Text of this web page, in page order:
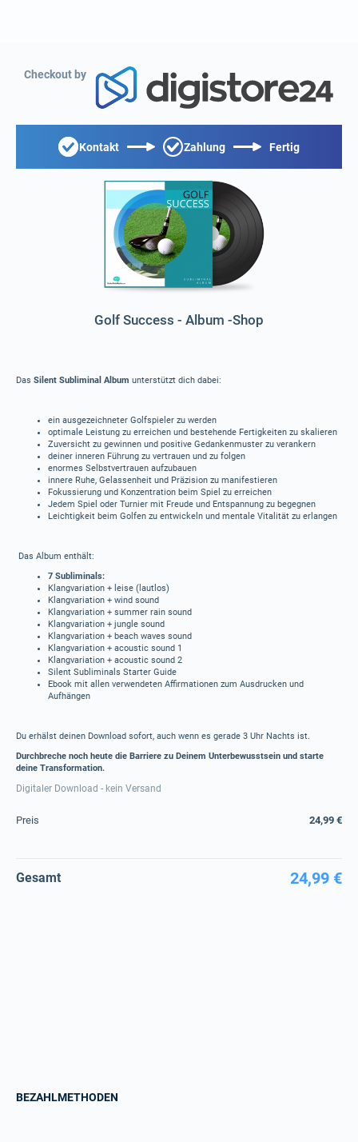
Checkout by
Kontakt Zahlung Fertig
Golf Success - Album -Shop
Das Silent Subliminal Album unterstützt dich dabei:
ein ausgezeichneter Golfspieler zu werden
optimale Leistung zu erreichen und bestehende Fertigkeiten zu skalieren
Zuversicht zu gewinnen und positive Gedankenmuster zu verankern
deiner inneren Führung zu vertrauen und zu folgen
enormes Selbstvertrauen aufzubauen
innere Ruhe, Gelassenheit und Präzision zu manifestieren
Fokussierung und Konzentration beim Spiel zu erreichen
Jedem Spiel oder Turnier mit Freude und Entspannung zu begegnen
Leichtigkeit beim Golfen zu entwickeln und mentale Vitalität zu erlangen
Das Album enthält:
7 Subliminals:
Klangvariation + leise (lautlos)
Klangvariation + wind sound
Klangvariation + summer rain sound
Klangvariation + jungle sound
Klangvariation + beach waves sound
Klangvariation + acoustic sound 1
Klangvariation + acoustic sound 2
Silent Subliminals Starter Guide
Ebook mit allen verwendeten Affirmationen zum Ausdrucken und
Aufhängen
Du erhälst deinen Download sofort, auch wenn es gerade 3 Uhr Nachts ist.
Durchbreche noch heute die Barriere zu Deinem Unterbewusstsein und starte
deine Transformation.
Digitaler Download - kein Versand
Preis 24,99 €
Gesamt 24,99 €
BEZAHLMETHODEN